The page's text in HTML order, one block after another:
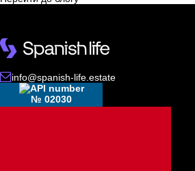
info@spanish-life.estate
№ 02030